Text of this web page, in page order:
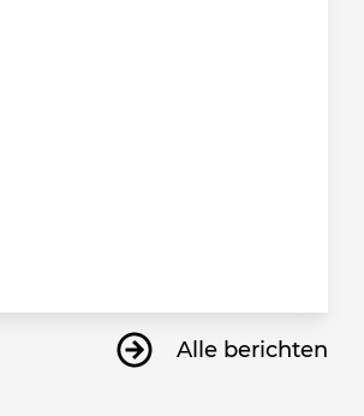
Alle berichten